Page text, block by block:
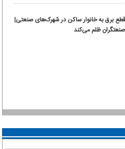
برق به خانوار ساکن در شهرک‌های صنعتی|
صنعتگران ظلم می‌کند